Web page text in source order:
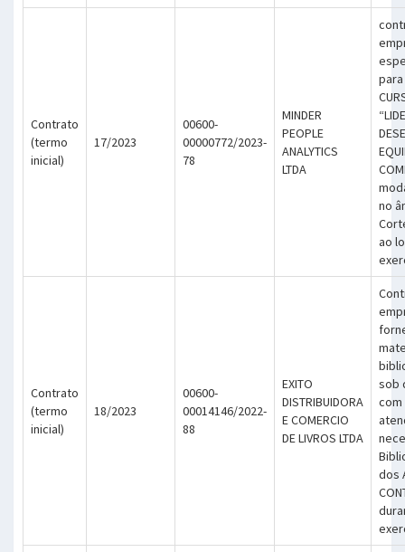
Contrato
(termo
inicial)
17/2023
00600-
00000772/2023-
78
MINDER
PEOPLE
ANALYTICS
LTDA
para
no
ao
Contrato
(termo
inicial)
18/2023
00600-
00014146/2022-
88
EXITO
DISTRIBUIDORA
E COMERCIO
DE LIVROS LTDA
sob
com
dos